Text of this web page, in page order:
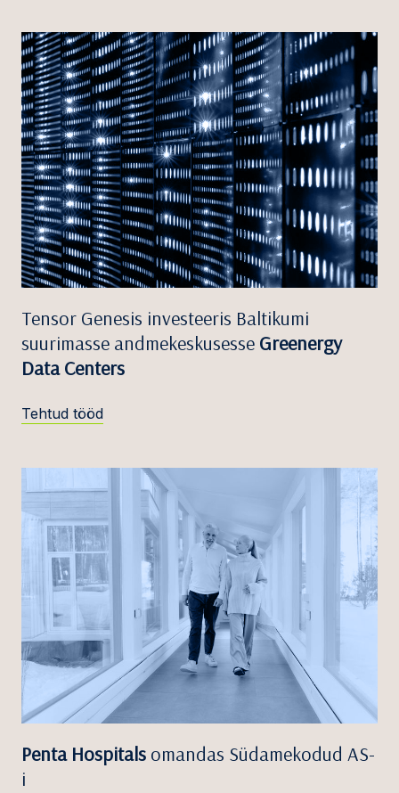
Tensor Genesis investeeris Baltikumi
suurimasse andmekeskusesse Greenergy
Data Centers
Tehtud tööd
Penta Hospitals omandas Südamekodud AS-
i